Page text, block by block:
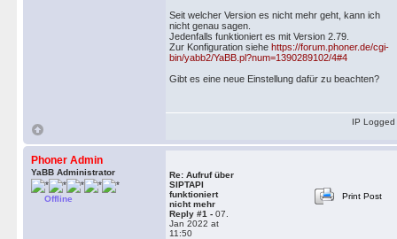
Seit welcher Version es nicht mehr geht, kann ich
nicht genau sagen.
Jedenfalls funktioniert es mit Version 2.79.
Zur Konfiguration siehe https://forum.phoner.de/cgi-
bin/yabb2/YaBB.pl?num=1390289102/4#4
Gibt es eine neue Einstellung dafür zu beachten?
IP Logged
Phoner Admin
YaBB Administrator
Offline
Re: Aufruf über
SIPTAPI
funktioniert
nicht mehr
Reply #1 - 07.
Jan 2022 at
11:50
Print Post